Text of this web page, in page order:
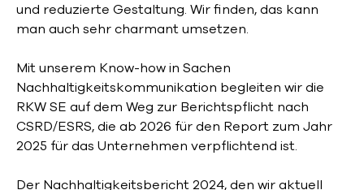
und reduzierte Gestaltung. Wir finden, das kann
man auch sehr charmant umsetzen.
Mit unserem Know-how in Sachen
Nachhaltigkeitskommunikation begleiten wir die
RKW SE auf dem Weg zur Berichtspflicht nach
CSRD/ESRS, die ab 2026 für den Report zum Jahr
2025 für das Unternehmen verpflichtend ist.
Der Nachhaltigkeitsbericht 2024, den wir aktuell